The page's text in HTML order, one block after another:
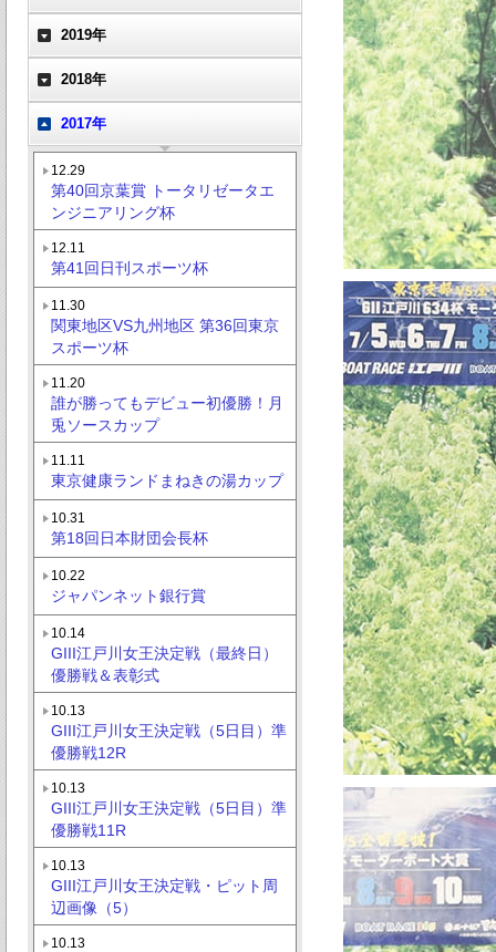
2019年
2018年
2017年
12.29
第40回京葉賞 トータリゼータエ
ンジニアリング杯
12.11
第41回日刊スポーツ杯
11.30
関東地区VS九州地区 第36回東京
スポーツ杯
11.20
誰が勝ってもデビュー初優勝！月
兎ソースカップ
11.11
東京健康ランドまねきの湯カップ
10.31
第18回日本財団会長杯
10.22
ジャパンネット銀行賞
10.14
GIII江戸川女王決定戦（最終日）
優勝戦＆表彰式
10.13
GIII江戸川女王決定戦（5日目）準
優勝戦12R
10.13
GIII江戸川女王決定戦（5日目）準
優勝戦11R
10.13
GIII江戸川女王決定戦・ピット周
辺画像（5）
10.13